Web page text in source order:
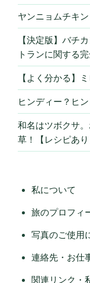
ヤンニョムチキ
【決定版】バチ
トランに関する
【よく分かる】
ヒンディー？ヒ
和名はツボクサ
草！【レシピあり
私について
旅のプロフィ
写真のご使用
連絡先・お仕
関連リンク・